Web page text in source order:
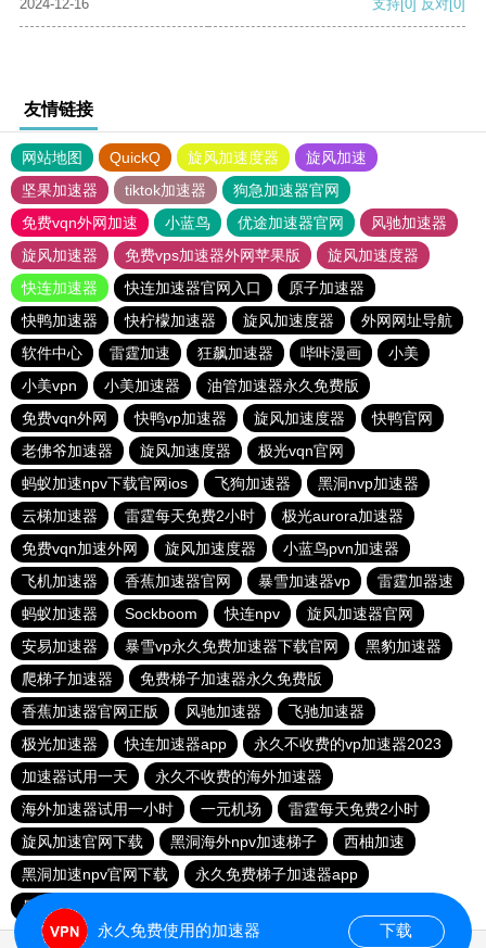
2024-12-16
支持[0] 反对[0]
友情链接
网站地图 QuickQ 旋风加速度器
旋风加速
坚果加速器
tiktok加速器
狗急加速器官网
免费vqn外网加速
小蓝鸟 优途加速器官网
风驰加速器
旋风加速器
免费vps加速器外网苹果版
旋风加速度器
快连加速器
快连加速器官网入口
原子加速器
快鸭加速器
快柠檬加速器 旋风加速度器
外网网址导航
软件中心
雷霆加速 狂飙加速器 哔咔漫画
小美
小美vpn
小美加速器
油管加速器永久免费版
免费vqn外网
快鸭vp加速器 旋风加速度器
快鸭官网
老佛爷加速器
旋风加速度器
极光vqn官网
蚂蚁加速npv下载官网ios
飞狗加速器
黑洞nvp加速器
云梯加速器
雷霆每天免费2小时
极光aurora加速器
免费vqn加速外网
旋风加速度器
小蓝鸟pvn加速器
飞机加速器
香蕉加速器官网 暴雪加速器vp
雷霆加器速
蚂蚁加速器
Sockboom 快连npv
旋风加速器官网
安易加速器
暴雪vp永久免费加速器下载官网
黑豹加速器
爬梯子加速器
免费梯子加速器永久免费版
香蕉加速器官网正版
风驰加速器
飞驰加速器
极光加速器
快连加速器app
永久不收费的vp加速器2023
加速器试用一天
永久不收费的海外加速器
海外加速器试用一小时
一元机场
雷霆每天免费2小时
旋风加速官网下载
黑洞海外npv加速梯子
西柚加速
黑洞加速npv官网下载
永久免费梯子加速器app
暴雪加速器
永久免费使用的加速器 下载